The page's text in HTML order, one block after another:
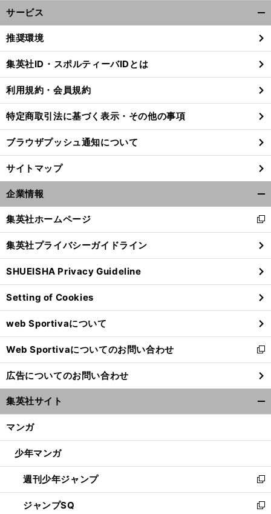
へ
サービス
閉
る
推奨環境
集英社ID・スポルティーバIDとは
利用規約・会員規約
特定商取引法に基づく表示・その他の事項
ブラウザプッシュ通知について
サイトマップ
企業情報
閉
る
集英社ホームページ
新
し
い
ウ
ィ
ン
ド
ウ
で
開
く
集英社プライバシーガイドライン
SHUEISHA Privacy Guideline
Setting of Cookies
web Sportivaについて
Web Sportivaについてのお問い合わせ
新
し
い
ウ
ィ
ン
ウ
開
く
広告についてのお問い合わせ
集英社サイト
マンガ
少年マンガ
週刊少年ジャンプ
新
し
い
ジャンプSQ
新